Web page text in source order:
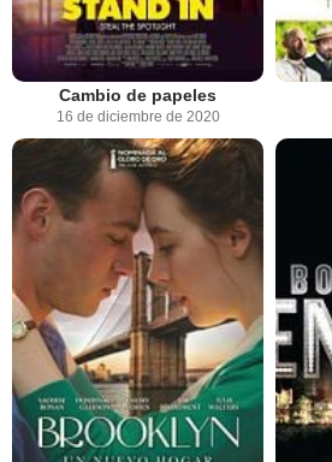
Cambio de papeles
16 de diciembre de 2020